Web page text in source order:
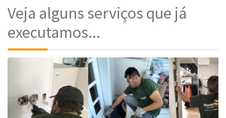
Veja alguns serviços que já
executamos...